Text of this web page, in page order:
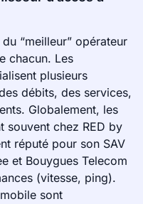
“meilleur” opérateur
chacun. Les
plusieurs
débits, des services,
Globalement, les
souvent chez RED by
réputé pour son SAV
et Bouygues Telecom
(vitesse, ping).
sont